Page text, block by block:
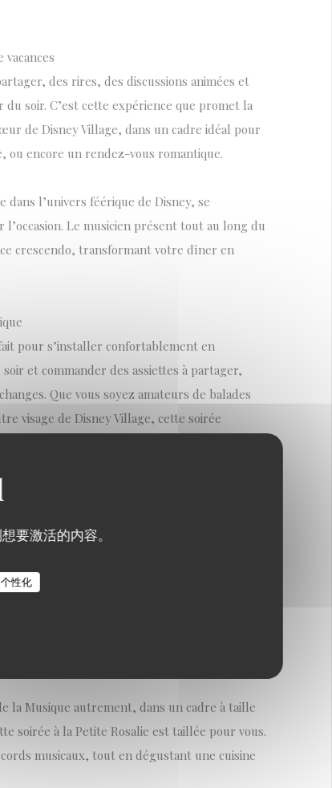
要激活的内容。
个性化
des rires, des discussions animées et
soir. C’est cette expérience que promet la
de Disney Village, dans un cadre idéal pour
encore un rendez-vous romantique.
dans l’univers féérique de Disney, se
Le musicien présent tout au long du
crescendo, transformant votre dîner en
pour s’installer confortablement en
et commander des assiettes à partager,
Que vous soyez amateurs de balades
visage de Disney Village, cette soirée
se veut chaleureuse, familiale et
autrement cette célébration estivale,
la Musique autrement, dans un cadre à taille
soirée à la Petite Rosalie est taillée pour vous.
musicaux, tout en dégustant une cuisine